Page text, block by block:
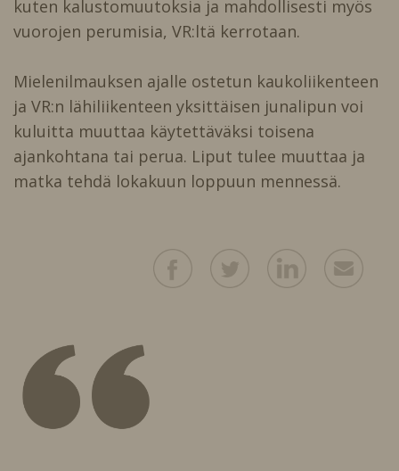
kuten kalustomuutoksia ja mahdollisesti myös
vuorojen perumisia, VR:ltä kerrotaan.
Mielenilmauksen ajalle ostetun kaukoliikenteen
ja VR:n lähiliikenteen yksittäisen junalipun voi
kuluitta muuttaa käytettäväksi toisena
ajankohtana tai perua. Liput tulee muuttaa ja
matka tehdä lokakuun loppuun mennessä.